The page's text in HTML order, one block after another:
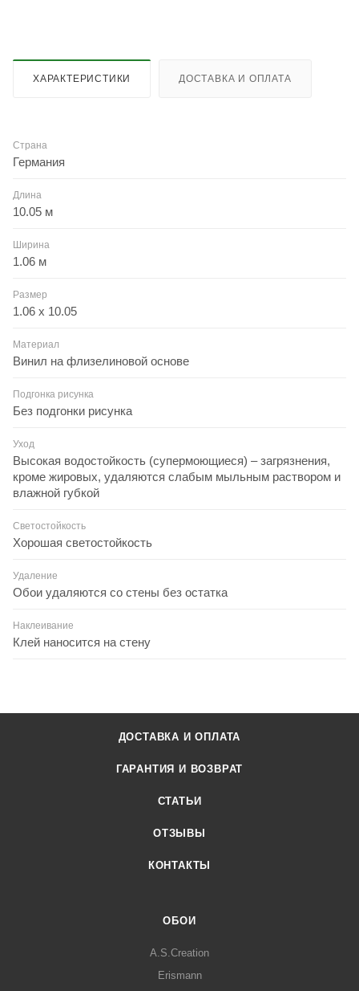
ХАРАКТЕРИСТИКИ ДОСТАВКА И ОПЛАТА
Страна
Германия
Длина
10.05 м
Ширина
1.06 м
Размер
1.06 x 10.05
Материал
Винил на флизелиновой основе
Подгонка рисунка
Без подгонки рисунка
Уход
Высокая водостойкость (супермоющиеся) – загрязнения,
кроме жировых, удаляются слабым мыльным раствором и
влажной губкой
Светостойкость
Хорошая светостойкость
Удаление
Обои удаляются со стены без остатка
Наклеивание
Клей наносится на стену
ДОСТАВКА И ОПЛАТА
ГАРАНТИЯ И ВОЗВРАТ
СТАТЬИ
ОТЗЫВЫ
КОНТАКТЫ
ОБОИ
A.S.Creation
Erismann